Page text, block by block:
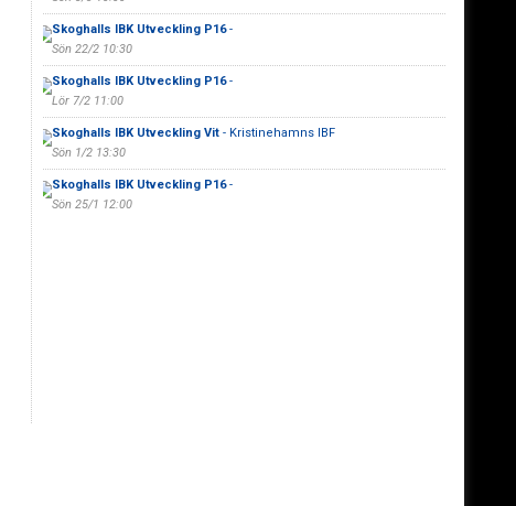
Skoghalls IBK Utveckling P16-
Sön 22/2 10:30
Skoghalls IBK Utveckling P16-
Lör 7/2 11:00
Skoghalls IBK Utveckling Vit - Kristinehamns IBF
Sön 1/2 13:30
Skoghalls IBK Utveckling P16-
Sön 25/1 12:00